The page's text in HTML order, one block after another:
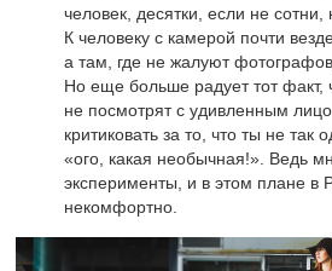
человек, десятки, если не сотни,
К человеку с камерой почти
а там, где не жалуют
Но еще больше радует тот факт,
не посмотрят с удивленным
критиковать за то, что ты не так
«ого, какая необычная!». Ведь
эксперименты, и в этом плане в
некомфортно.